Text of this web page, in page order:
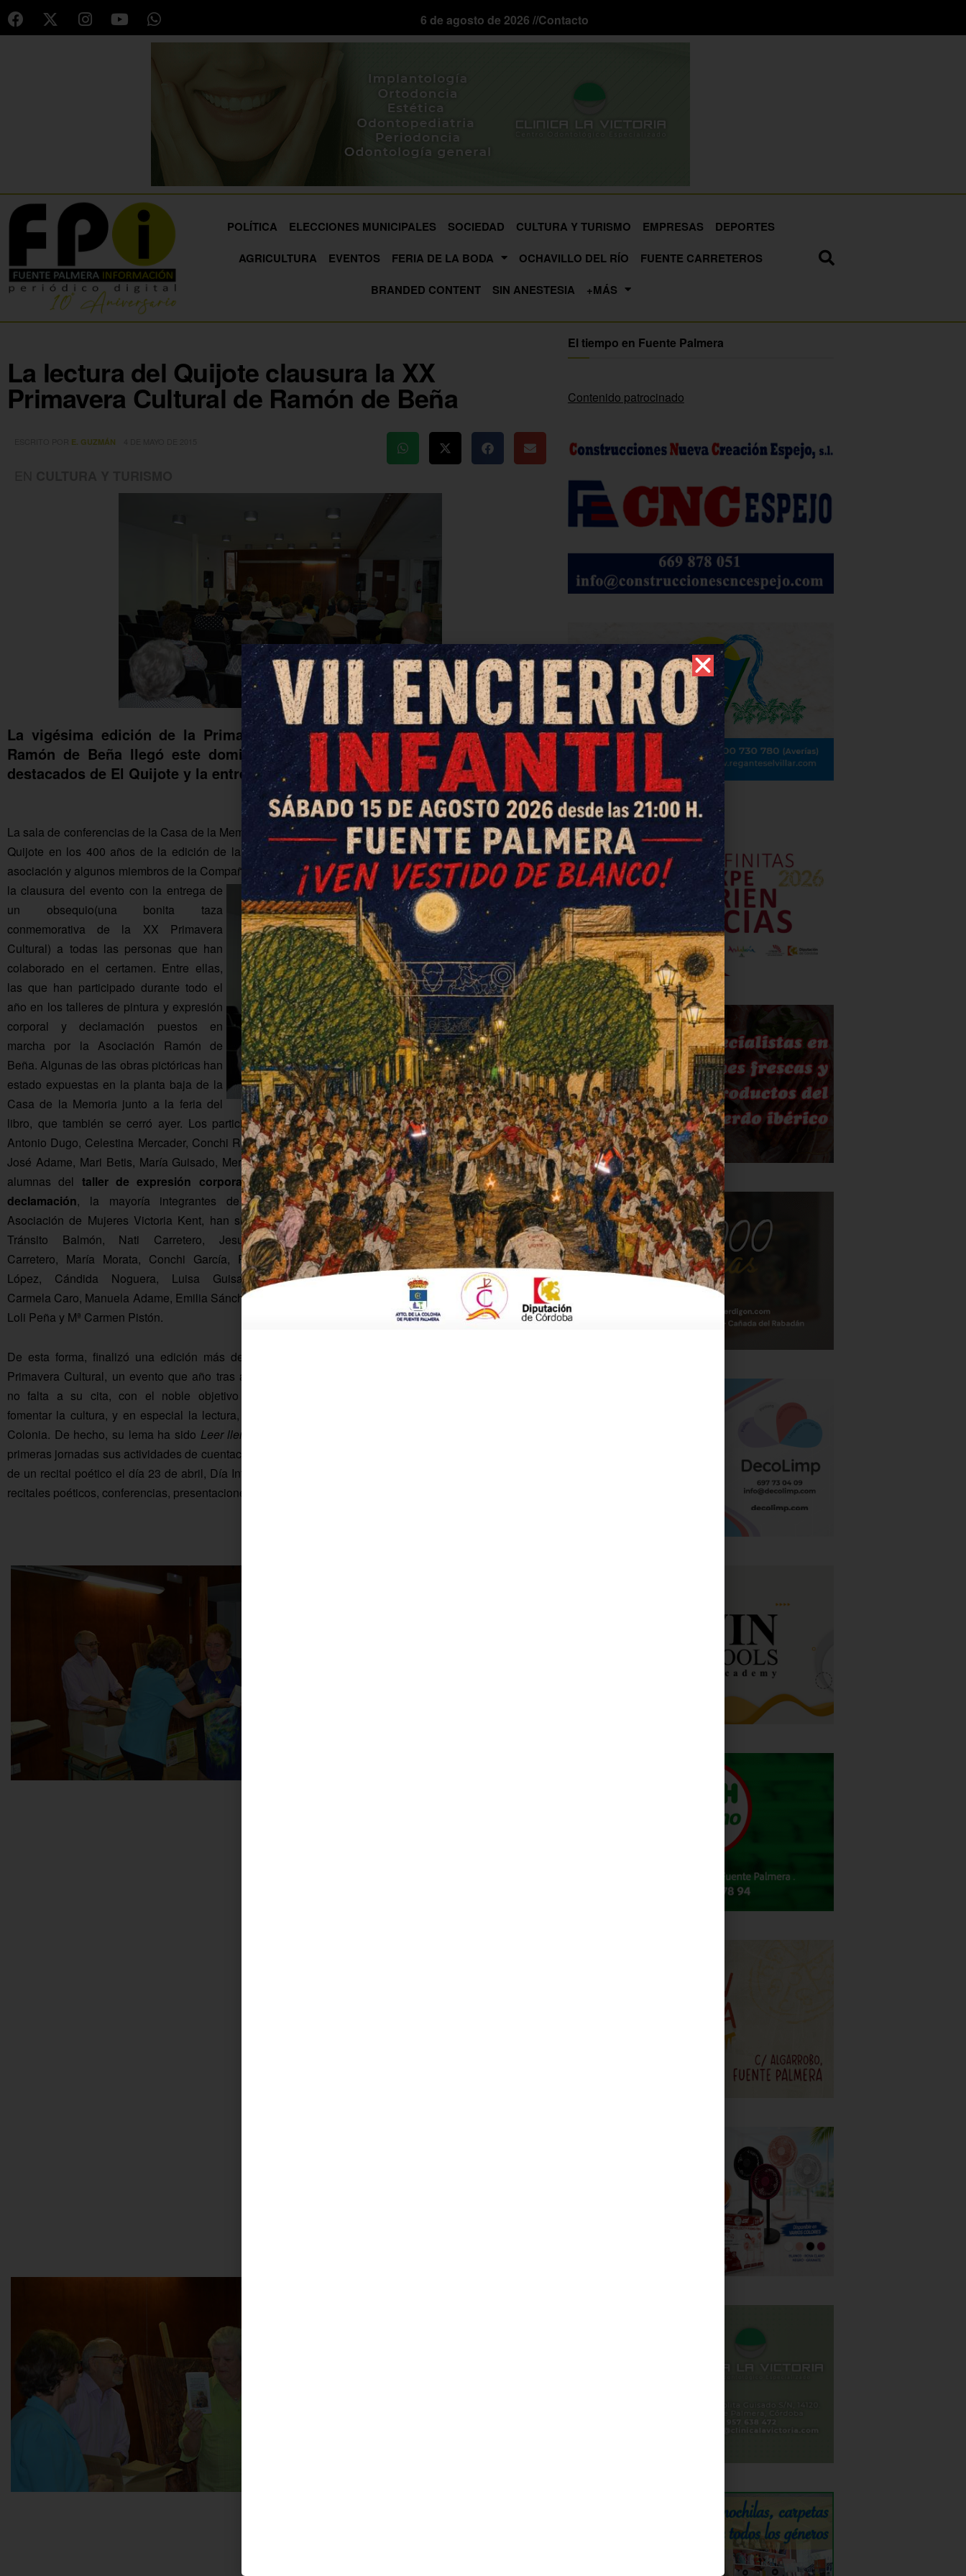
6 de agosto de 2026 //Contacto
POLÍTICA ELECCIONES MUNICIPALES SOCIEDAD CULTURA Y TURISMO EMPRESAS
DEPORTES
AGRICULTURA
EVENTOS FERIA DE LA BODA OCHAVILLO DEL RÍO
FUENTE CARRETEROS
BRANDED CONTENT
SIN ANESTESIA +MÁS
La lectura del Quijote clausura la XX
Primavera Cultural de Ramón de Beña
E. GUZMÁN
La vigésima edición de la Primavera Cultural organizada por la Asociación
Ramón de Beña llegó este domingo a su fin con la lectura de fragmentos
destacados de El Quijote y la entrega de detalles a los participantes.
La sala de conferencias de la Casa de la Memoria acogió desde las 7.30 de la tarde la lectura homenaje al
Quijote en los 400 años de la edición de la Segunda Parte, en la que participaron componentes de la
asociación y algunos miembros de la Compañía Ilusión de Fuente Palmera.A la finalización, se procedió a
la clausura del evento con la entrega de
un obsequio(una bonita taza
conmemorativa de la XX Primavera
Cultural) a todas las personas que han
colaborado en el certamen. Entre ellas,
las que han participado durante todo el
año en los talleres de pintura y expresión
corporal y declamación puestos en
marcha por la Asociación Ramón de
Beña. Algunas de las obras pictóricas han
estado expuestas en la planta baja de la
Casa de la Memoria junto a la feria del
libro, que también se cerró ayer. Los participantes en estetaller de pinturahan sido: Ana Sánchez,
Antonio Dugo, Celestina Mercader, Conchi Rovira, Cristina Martínez, Daria Mang, Guadalupe Piña, María
José Adame, Mari Betis, María Guisado, Mercedes Ruiz de la Muela, Pilar Guillen y Valle Castell. Y las
alumnas del taller de expresión corporal y
declamación, la mayoría integrantes de la
Asociación de Mujeres Victoria Kent, han sido:
Tránsito Balmón, Nati Carretero, Jesulita
Carretero, María Morata, Conchi García, Rafi
López, Cándida Noguera, Luisa Guisado,
Carmela Caro, Manuela Adame, Emilia Sánchez,
Loli Peña y Mª Carmen Pistón.
De esta forma, finalizó una edición más de la
Primavera Cultural, un evento que año tras año
no falta a su cita, con el noble objetivo de
fomentar la cultura, y en especial la lectura, entre el mayor número posible de vecinos y vecinas de la
Colonia. De hecho, su lema ha sido Leer llena, pero no engorda
primeras jornadas sus actividades de cuentacuentos, títeres y teatro.
de un recital poético el día 23 de abril, Día Internacional del Libro. Y los adultos y mayores han asistido a
recitales poéticos, conferencias, presentaciones literarias y esta última actividad de la lectura del Quijote.
El tiempo en Fuente Palmera
Contenido patrocinado